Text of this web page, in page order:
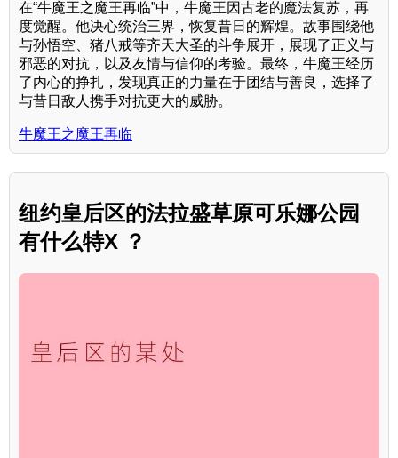
在“牛魔王之魔王再临”中，牛魔王因古老的魔法复苏，再
度觉醒。他决心统治三界，恢复昔日的辉煌。故事围绕他
与孙悟空、猪八戒等齐天大圣的斗争展开，展现了正义与
邪恶的对抗，以及友情与信仰的考验。最终，牛魔王经历
了内心的挣扎，发现真正的力量在于团结与善良，选择了
与昔日敌人携手对抗更大的威胁。
牛魔王之魔王再临
纽约皇后区的法拉盛草原可乐娜公园
有什么特X ？